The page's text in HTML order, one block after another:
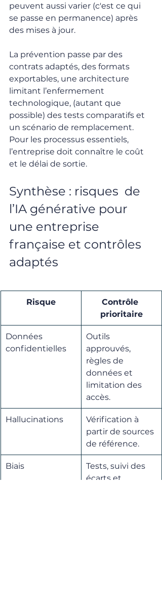
peuvent aussi varier (c'est ce qui
se passe en permanence) après
des mises à jour.
La prévention passe par des
contrats adaptés, des formats
exportables, une architecture
limitant l’enfermement
technologique, (autant que
possible) des tests comparatifs et
un scénario de remplacement.
Pour les processus essentiels,
l’entreprise doit connaître le coût
et le délai de sortie.
Synthèse : risques  de
l’IA générative pour
une entreprise
française et contrôles
adaptés
Risque
Contrôle
prioritaire
Données
confidentielles
Outils
approuvés,
règles de
données et
limitation des
accès.
Hallucinations
Vérification à
partir de sources
de référence.
Biais
Tests, suivi des
écarts et